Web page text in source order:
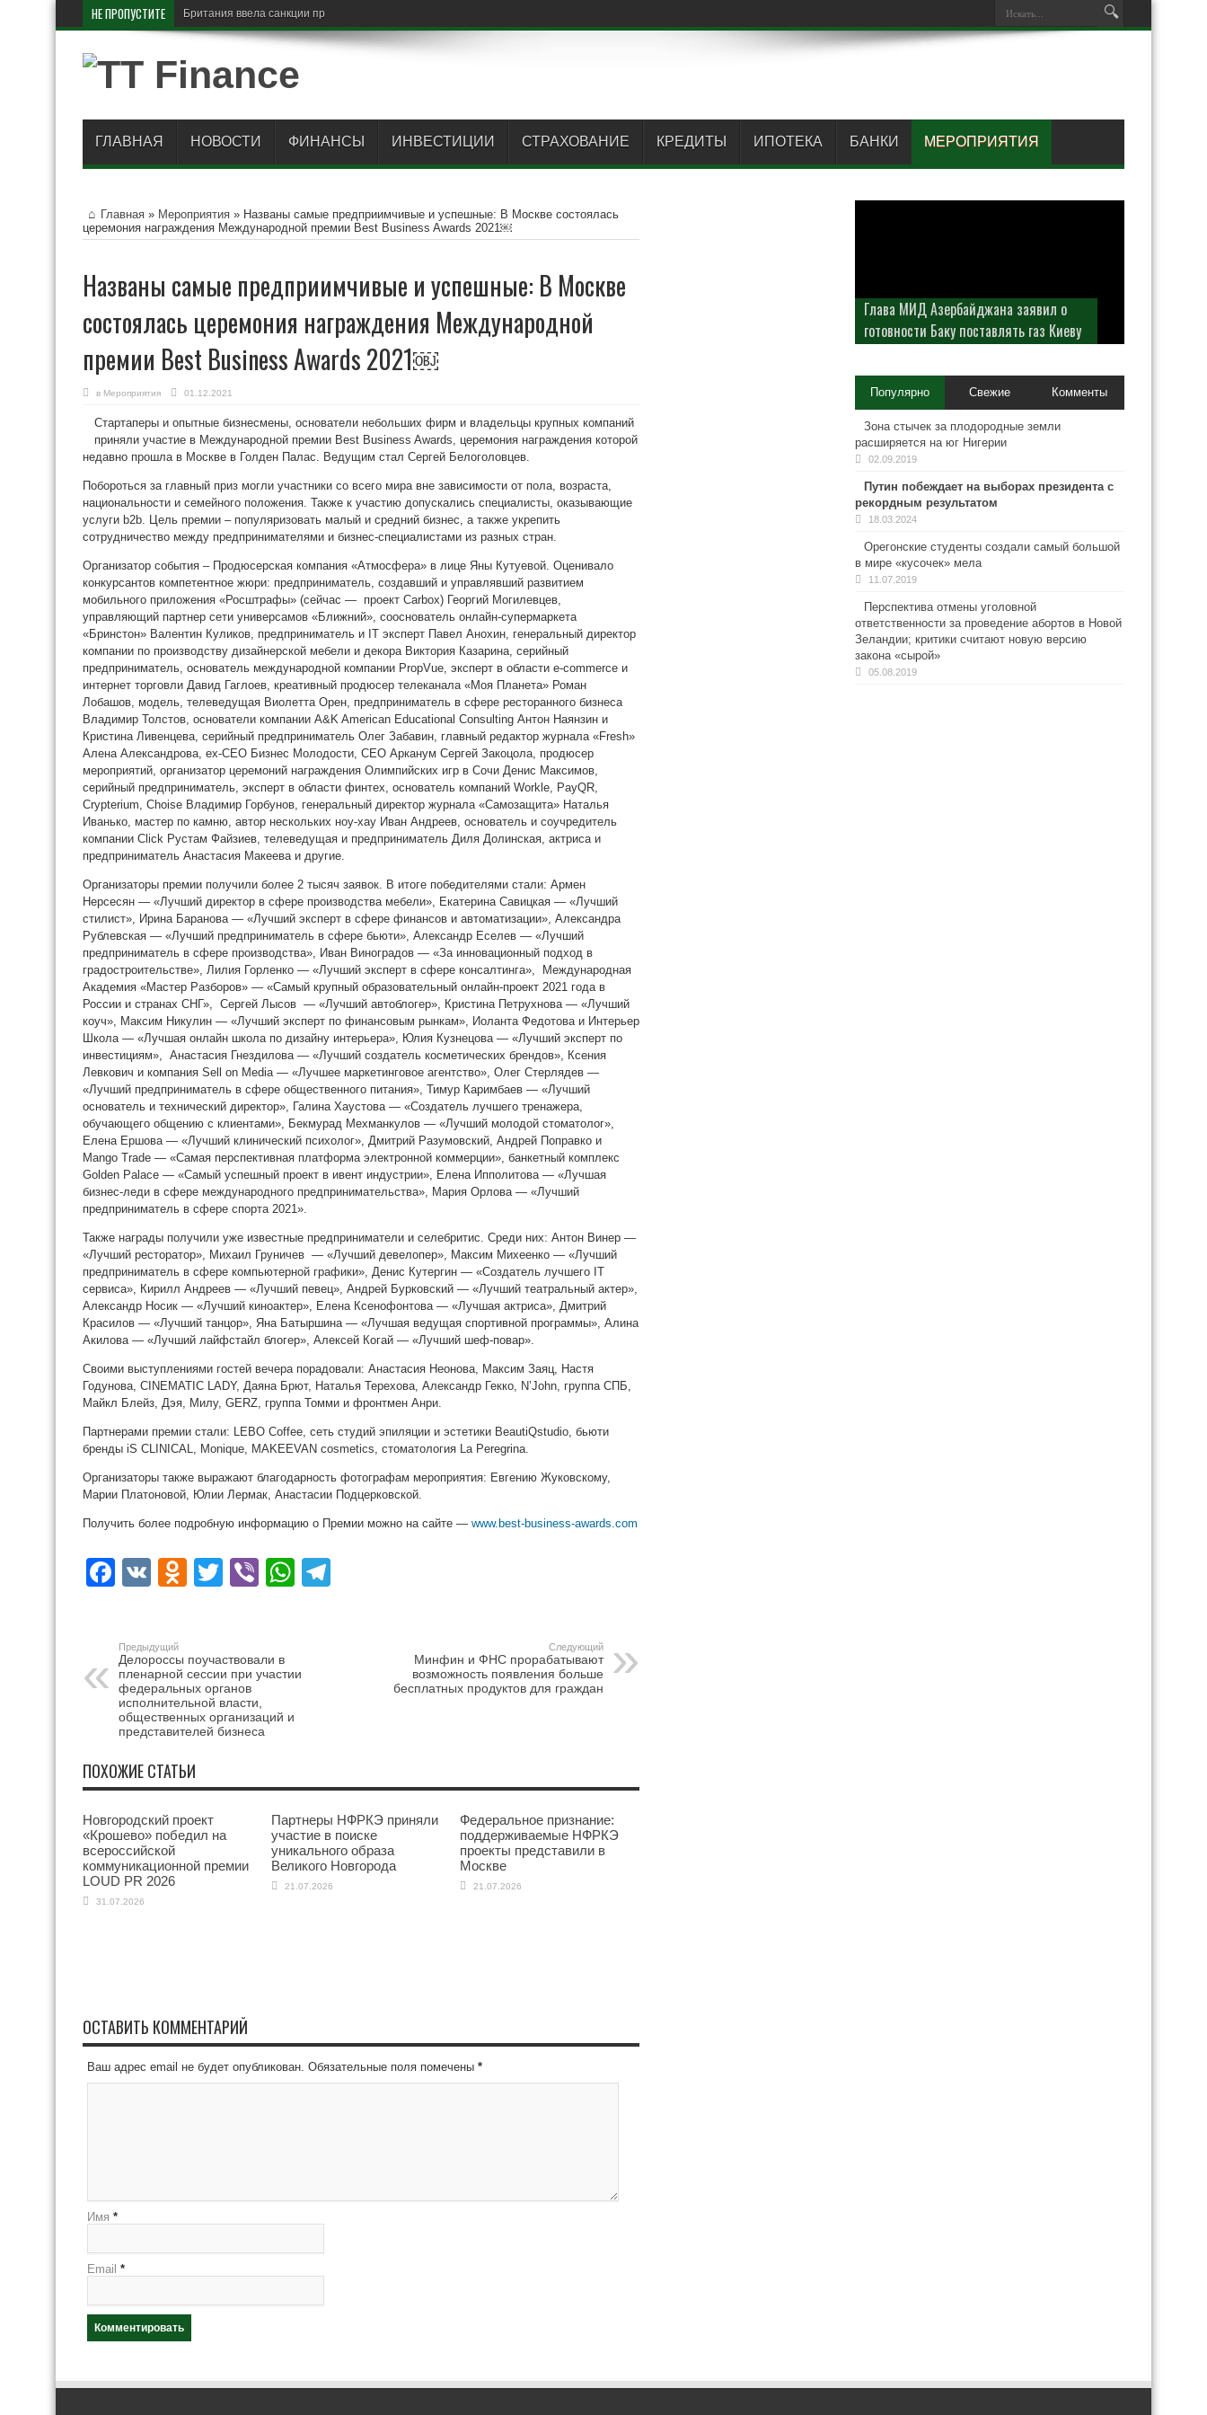
НЕ ПРОПУСТИТЕ Британия ввела санкции против «Озон банка»
ГЛАВНАЯ НОВОСТИ ФИНАНСЫ ИНВЕСТИЦИИ СТРАХОВАНИЕ КРЕДИТЫ ИПОТЕКА БАНКИ МЕРОПРИЯТИЯ
Главная » Мероприятия » Названы самые предприимчивые и успешные: В Москве состоялась
церемония награждения Международной премии Best Business Awards 2021￼
Названы самые предприимчивые и успешные: В Москве
состоялась церемония награждения Международной
премии Best Business Awards 2021￼
в Мероприятия 01.12.2021
Стартаперы и опытные бизнесмены, основатели небольших фирм и владельцы крупных компаний
приняли участие в Международной премии Best Business Awards, церемония награждения которой
недавно прошла в Москве в Голден Палас. Ведущим стал Сергей Белоголовцев.
Побороться за главный приз могли участники со всего мира вне зависимости от пола, возраста,
национальности и семейного положения. Также к участию допускались специалисты, оказывающие
услуги b2b. Цель премии – популяризовать малый и средний бизнес, а также укрепить
сотрудничество между предпринимателями и бизнес-специалистами из разных стран.
Организатор события – Продюсерская компания «Атмосфера» в лице Яны Кутуевой. Оценивало
конкурсантов компетентное жюри: предприниматель, создавший и управлявший развитием
мобильного приложения «Росштрафы» (сейчас — проект Carbox) Георгий Могилевцев,
управляющий партнер сети универсамов «Ближний», сооснователь онлайн-супермаркета
«Бринстон» Валентин Куликов, предприниматель и IT эксперт Павел Анохин, генеральный директор
компании по производству дизайнерской мебели и декора Виктория Казарина, серийный
предприниматель, основатель международной компании PropVue, эксперт в области e-commerce и
интернет торговли Давид Гаглоев, креативный продюсер телеканала «Моя Планета» Роман
Лобашов, модель, телеведущая Виолетта Орен, предприниматель в сфере ресторанного бизнеса
Владимир Толстов, основатели компании A&K American Educational Consulting Антон Наянзин и
Кристина Ливенцева, серийный предприниматель Олег Забавин, главный редактор журнала «Fresh»
Алена Александрова, ex-CEO Бизнес Молодоcти, CEO Арканум Сергей Закоцола, продюсер
мероприятий, организатор церемоний награждения Олимпийских игр в Сочи Денис Максимов,
серийный предприниматель, эксперт в области финтех, основатель компаний Workle, PayQR,
Crypterium, Choise Владимир Горбунов, генеральный директор журнала «Самозащита» Наталья
Иванько, мастер по камню, автор нескольких ноу-хау Иван Андреев, основатель и соучредитель
компании Click Рустам Файзиев, телеведущая и предприниматель Диля Долинская, актриса и
предприниматель Анастасия Макеева и другие.
Организаторы премии получили более 2 тысяч заявок. В итоге победителями стали: Армен
Нерсесян — «Лучший директор в сфере производства мебели», Екатерина Савицкая — «Лучший
стилист», Ирина Баранова — «Лучший эксперт в сфере финансов и автоматизации», Александра
Рублевская — «Лучший предприниматель в сфере бьюти», Александр Еселев — «Лучший
предприниматель в сфере производства», Иван Виноградов — «За инновационный подход в
градостроительстве», Лилия Горленко — «Лучший эксперт в сфере консалтинга», Международная
Академия «Мастер Разборов» — «Самый крупный образовательный онлайн-проект 2021 года в
России и странах СНГ», Сергей Лысов — «Лучший автоблогер», Кристина Петрухнова — «Лучший
коуч», Максим Никулин — «Лучший эксперт по финансовым рынкам», Иоланта Федотова и Интерьер
Школа — «Лучшая онлайн школа по дизайну интерьера», Юлия Кузнецова — «Лучший эксперт по
инвестициям», Анастасия Гнездилова — «Лучший создатель косметических брендов», Ксения
Левкович и компания Sell on Media — «Лучшее маркетинговое агентство», Олег Стерлядев —
«Лучший предприниматель в сфере общественного питания», Тимур Каримбаев — «Лучший
основатель и технический директор», Галина Хаустова — «Создатель лучшего тренажера,
обучающего общению с клиентами», Бекмурад Мехманкулов — «Лучший молодой стоматолог»,
Елена Ершова — «Лучший клинический психолог», Дмитрий Разумовский, Андрей Поправко и
Mango Trade — «Самая перспективная платформа электронной коммерции», банкетный комплекс
Golden Palace — «Самый успешный проект в ивент индустрии», Елена Ипполитова — «Лучшая
бизнес-леди в сфере международного предпринимательства», Мария Орлова — «Лучший
предприниматель в сфере спорта 2021».
Также награды получили уже известные предприниматели и селебритис. Среди них: Антон Винер —
«Лучший ресторатор», Михаил Груничев — «Лучший девелопер», Максим Михеенко — «Лучший
предприниматель в сфере компьютерной графики», Денис Кутергин — «Создатель лучшего IT
сервиса», Кирилл Андреев — «Лучший певец», Андрей Бурковский — «Лучший театральный актер»,
Александр Носик — «Лучший киноактер», Елена Ксенофонтова — «Лучшая актриса», Дмитрий
Красилов — «Лучший танцор», Яна Батыршина — «Лучшая ведущая спортивной программы», Алина
Акилова — «Лучший лайфстайл блогер», Алексей Когай — «Лучший шеф-повар».
Своими выступлениями гостей вечера порадовали: Анастасия Неонова, Максим Заяц, Настя
Годунова, CINEMATIC LADY, Даяна Брют, Наталья Терехова, Александр Гекко, N’John, группа СПБ,
Майкл Блейз, Дэя, Милу, GERZ, группа Томми и фронтмен Анри.
Партнерами премии стали: LEBO Coffee, сеть студий эпиляции и эстетики BeautiQstudio, бьюти
бренды iS CLINICAL, Monique, MAKEEVAN cosmetics, стоматология La Peregrina.
Организаторы также выражают благодарность фотографам мероприятия: Евгению Жуковскому,
Марии Платоновой, Юлии Лермак, Анастасии Подцерковской.
Получить более подробную информацию о Премии можно на сайте — www.best-business-awards.com
Facebook
VK Odnoklassniki
Twitter
ViberWhatsApp
Предыдущий
Делороссы поучаствовали в
пленарной сессии при участии
федеральных органов
исполнительной власти,
общественных организаций и
представителей бизнеса
Следующий
Минфин и ФНС прорабатывают
возможность появления больше
бесплатных продуктов для граждан
ПОХОЖИЕ СТАТЬИ
Новгородский проект
«Крошево» победил на
всероссийской
коммуникационной премии
LOUD PR 2026
31.07.2026
Партнеры НФРКЭ приняли
участие в поиске
уникального образа
Великого Новгорода
21.07.2026
Федеральное признание:
поддерживаемые НФРКЭ
проекты представили в
Москве
21.07.2026
ОСТАВИТЬ КОММЕНТАРИЙ
Ваш адрес email не будет опубликован. Обязательные поля помечены *
Имя *
Email *
Глава МИД Азербайджана заявил о
готовности Баку поставлять газ Киеву
Популярно Свежие Комменты
Зона стычек за плодородные земли
расширяется на юг Нигерии
02.09.2019
Путин побеждает на выборах президента с
рекордным результатом
18.03.2024
Орегонские студенты создали самый большой
в мире «кусочек» мела
11.07.2019
Перспектива отмены уголовной
ответственности за проведение абортов в Новой
Зеландии; критики считают новую версию
закона «сырой»
05.08.2019